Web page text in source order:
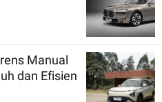
Manual
dan Efisien